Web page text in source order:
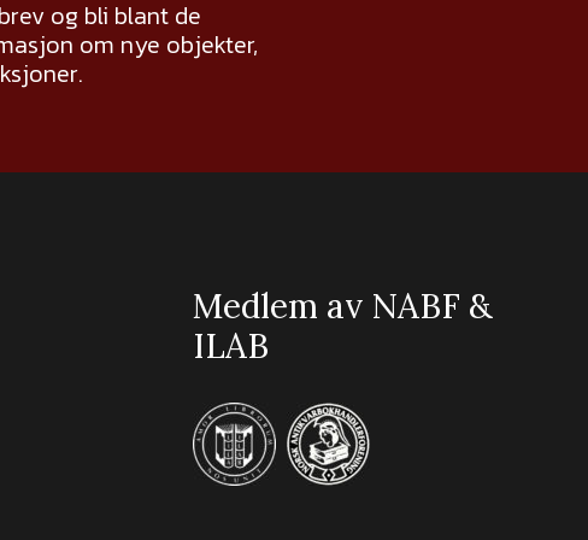
og bli blant de
om nye objekter,
Medlem av NABF &
ILAB